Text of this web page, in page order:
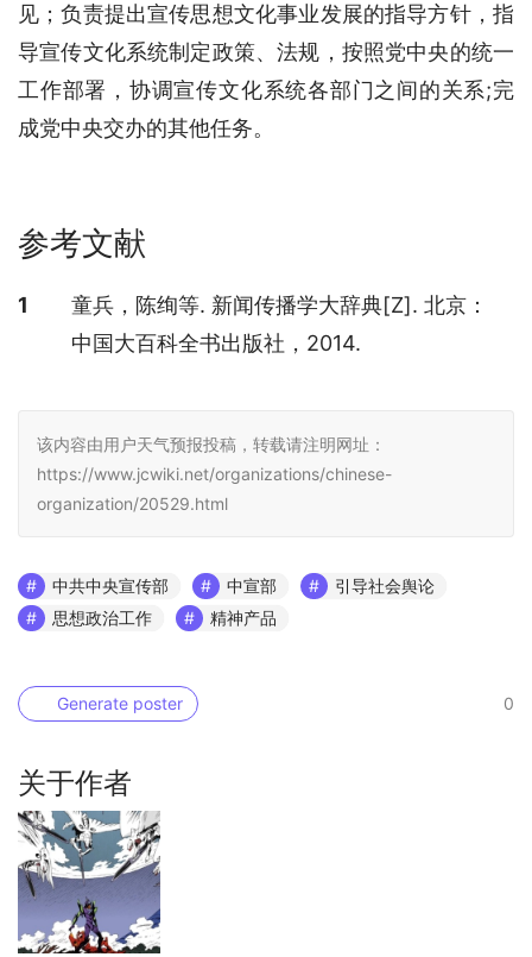
见；负责提出宣传思想文化事业发展的指导方针，指
导宣传文化系统制定政策、法规，按照党中央的统一
工作部署，协调宣传文化系统各部门之间的关系;完
成党中央交办的其他任务。
参考文献
参考文献
1
童兵，陈绚等. 新闻传播学大辞典[Z]. 北京：
中国大百科全书出版社，2014.
该内容由用户天气预报投稿，转载请注明网址：
https://www.jcwiki.net/organizations/chinese-
organization/20529.html
中共中央宣传部 中宣部
引导社会舆论
思想政治工作
精神产品
0
Generate poster
关于作者